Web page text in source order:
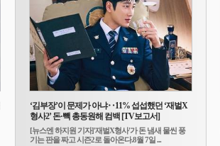
‘김부장’이 문제가 아냐‥11% 섭섭했던 ‘재벌X
형사2’ 돈·빽 총동원해 컴백 [TV보고서]
[뉴스엔 하지원 기자]'재벌X형사'가 돈 냄새 물씬 풍
기는 판을 짜고 시즌2로 돌아온다.8월 7일 ...